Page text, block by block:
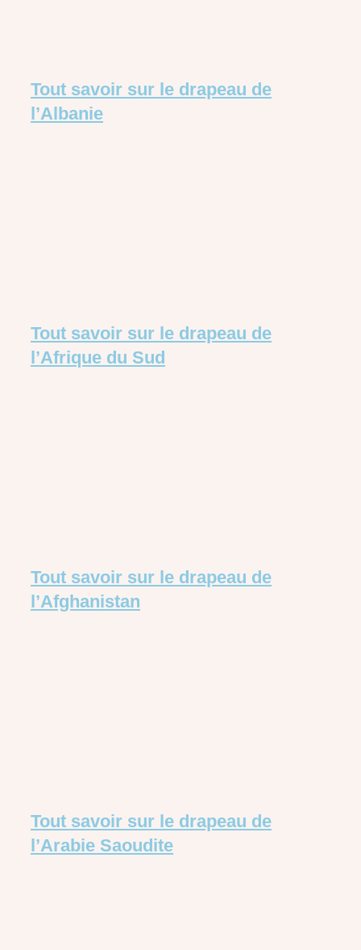
Tout savoir sur le drapeau de
l’Albanie
Tout savoir sur le drapeau de
l’Afrique du Sud
Tout savoir sur le drapeau de
l’Afghanistan
Tout savoir sur le drapeau de
l’Arabie Saoudite